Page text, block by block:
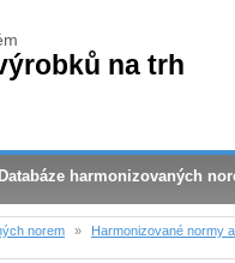
na trh
Databáze harmonizovaných
norem »
Harmonizované normy